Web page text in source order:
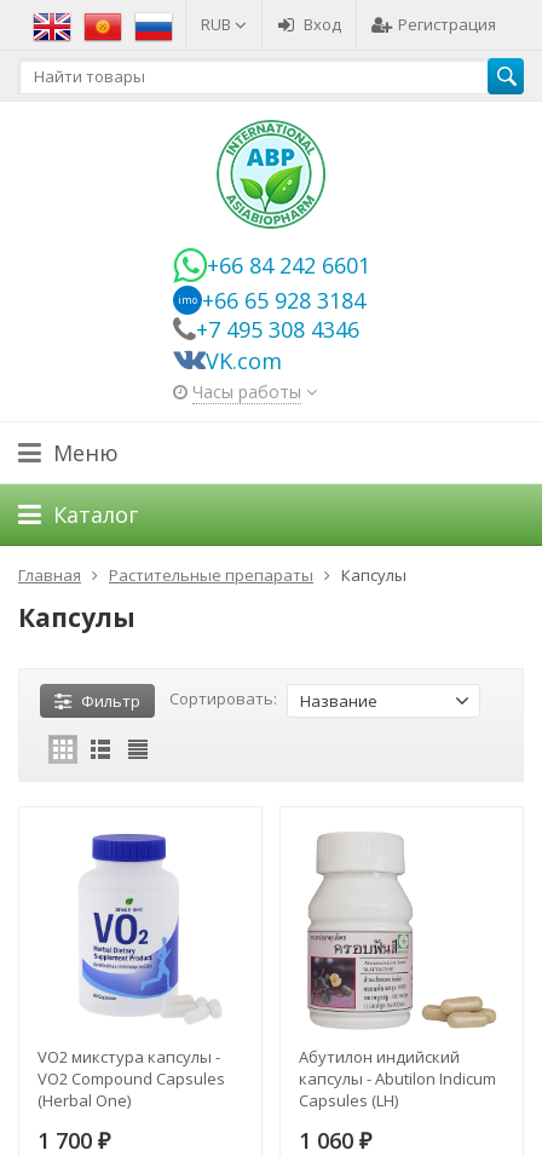
RUB Вход Регистрация
+66 84 242 6601
imo +66 65 928 3184
+7 495 308 4346
VK.com
Часы работы
Меню
Каталог
Главная Растительные препараты Капсулы
Капсулы
Фильтр Сортировать: Название
VO2 микстура капсулы -
VO2 Compound Capsules
(Herbal One)
1 700 ₽
Абутилон индийский
капсулы - Abutilon Indicum
Capsules (LH)
1 060 ₽